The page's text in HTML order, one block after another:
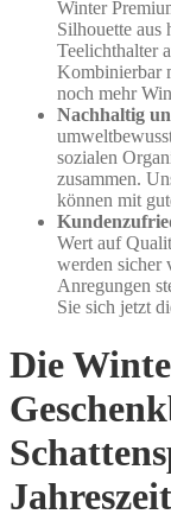
Winter
Silhouette aus
Teelichthalter
Kombinierbar
noch mehr
Nachhaltig
sozialen
zusammen.
können mit
Wert auf
werden sicher
Anregungen
Sie sich jetzt
Die
Jahreszeit